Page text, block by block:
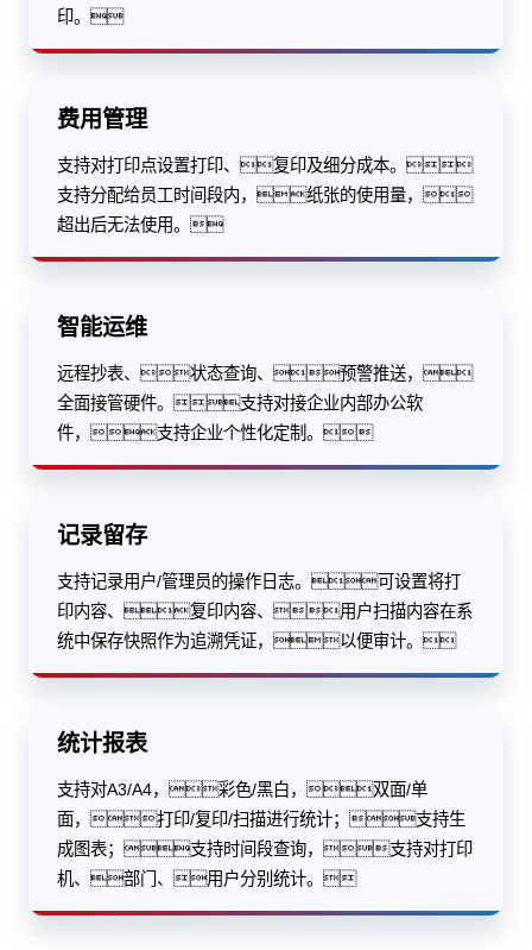
印。
费用管理
支持对打印点设置打印、复印及细分成本。
支持分配给员工时间段内，纸张的使用量，
超出后无法使用。
智能运维
远程抄表、状态查询、预警推送，
全面接管硬件。支持对接企业内部办公软
件，支持企业个性化定制。
记录留存
支持记录用户/管理员的操作日志。可设置将打
印内容、复印内容、用户扫描内容在系
统中保存快照作为追溯凭证，以便审计。
统计报表
支持对A3/A4，彩色/黑白，双面/单
面，打印/复印/扫描进行统计；支持生
成图表；支持时间段查询，支持对打印
机、部门、用户分别统计。